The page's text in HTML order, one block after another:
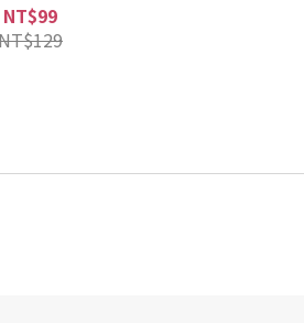
NT$99